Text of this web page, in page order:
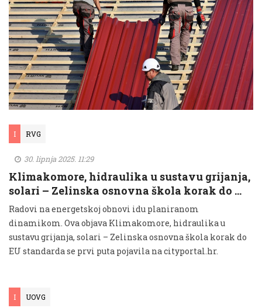
I RVG
30. lipnja 2025. 11:29
Klimakomore, hidraulika u sustavu grijanja,
solari – Zelinska osnovna škola korak do …
Radovi na energetskoj obnovi idu planiranom
dinamikom. Ova objava Klimakomore, hidraulika u
sustavu grijanja, solari – Zelinska osnovna škola korak do
EU standarda se prvi puta pojavila na cityportal.hr.
I UOVG